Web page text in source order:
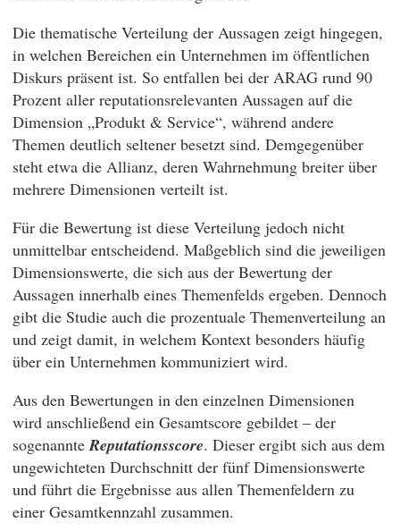
Die thematische Verteilung der Aussagen zeigt hingegen,
in welchen Bereichen ein Unternehmen im öffentlichen
Diskurs präsent ist. So entfallen bei der ARAG rund 90
Prozent aller reputationsrelevanten Aussagen auf die
Dimension „Produkt & Service“, während andere
Themen deutlich seltener besetzt sind. Demgegenüber
steht etwa die Allianz, deren Wahrnehmung breiter über
mehrere Dimensionen verteilt ist.
Für die Bewertung ist diese Verteilung jedoch nicht
unmittelbar entscheidend. Maßgeblich sind die jeweiligen
Dimensionswerte, die sich aus der Bewertung der
Aussagen innerhalb eines Themenfelds ergeben. Dennoch
gibt die Studie auch die prozentuale Themenverteilung an
und zeigt damit, in welchem Kontext besonders häufig
über ein Unternehmen kommuniziert wird.
Aus den Bewertungen in den einzelnen Dimensionen
wird anschließend ein Gesamtscore gebildet – der
sogenannte Reputationsscore. Dieser ergibt sich aus dem
ungewichteten Durchschnitt der fünf Dimensionswerte
und führt die Ergebnisse aus allen Themenfeldern zu
einer Gesamtkennzahl zusammen.